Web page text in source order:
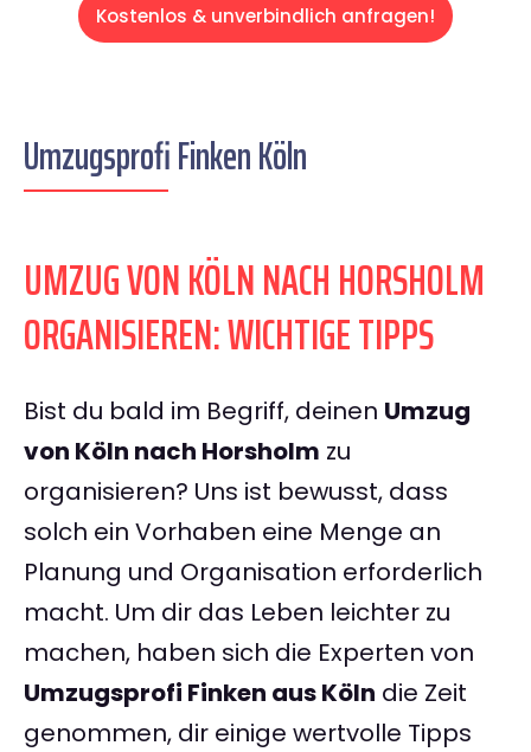
Kostenlos & unverbindlich anfragen!
Umzugsprofi Finken Köln
UMZUG VON KÖLN NACH HORSHOLM
ORGANISIEREN: WICHTIGE TIPPS
Bist du bald im Begriff, deinen Umzug
von Köln nach Horsholm zu
organisieren? Uns ist bewusst, dass
solch ein Vorhaben eine Menge an
Planung und Organisation erforderlich
macht. Um dir das Leben leichter zu
machen, haben sich die Experten von
Umzugsprofi Finken aus Köln die Zeit
genommen, dir einige wertvolle Tipps